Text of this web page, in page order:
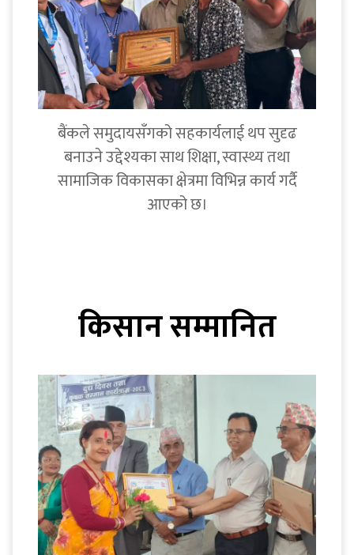
बैंकले समुदायसँगको सहकार्यलाई थप सुदृढ
बनाउने उद्देश्यका साथ शिक्षा, स्वास्थ्य तथा
सामाजिक विकासका क्षेत्रमा विभिन्न कार्य गर्दै
आएको छ।
किसान सम्मानित